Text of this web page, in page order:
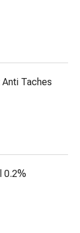
Taches
0.2%